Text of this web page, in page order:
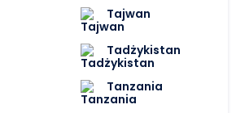
Tajwan
Tadżykistan
Tanzania